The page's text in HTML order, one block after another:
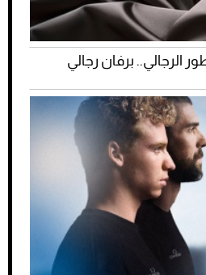
الرجالي.. برفان رجالي